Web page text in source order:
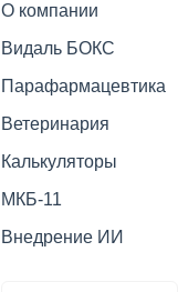
О компании
Видаль БОКС
Парафармацевтика
Ветеринария
Калькуляторы
МКБ-11
Внедрение ИИ